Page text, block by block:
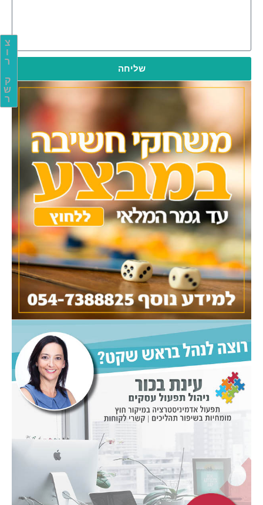
צ
ו
ר
ק
ש
ר
שליחה